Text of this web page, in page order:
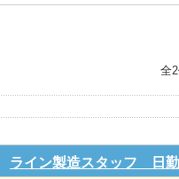
全
ライン製造スタッフ 日